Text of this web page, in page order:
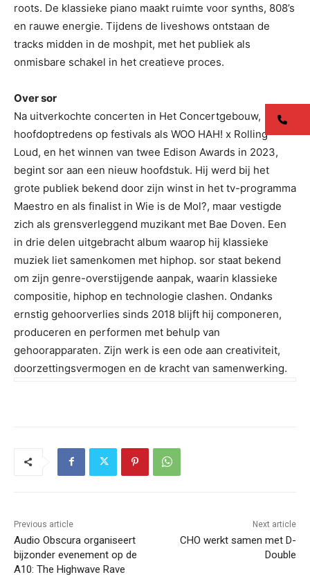
roots. De klassieke piano maakt ruimte voor synths, 808’s
en rauwe energie. Tijdens de liveshows ontstaan de
tracks midden in de moshpit, met het publiek als
onmisbare schakel in het creatieve proces.
Over sor
Na uitverkochte concerten in Het Concertgebouw,
hoofdoptredens op festivals als WOO HAH! x Rolling
Loud, en het winnen van twee Edison Awards in 2023,
begint sor aan een nieuw hoofdstuk. Hij werd bij het
grote publiek bekend door zijn winst in het tv-programma
Maestro en als finalist in Wie is de Mol?, maar vestigde
zich als grensverleggend muzikant met Bae Doven. Een
in drie delen uitgebracht album waarop hij klassieke
muziek liet samenkomen met hiphop. sor staat bekend
om zijn genre-overstijgende aanpak, waarin klassieke
compositie, hiphop en technologie clashen. Ondanks
ernstig gehoorverlies sinds 2018 blijft hij componeren,
produceren en performen met behulp van
gehoorapparaten. Zijn werk is een ode aan creativiteit,
doorzettingsvermogen en de kracht van samenwerking.
Previous article
Audio Obscura organiseert
bijzonder evenement op de
A10: The Highwave Rave
Next article
CHO werkt samen met D-
Double